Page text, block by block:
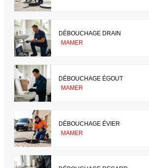
DÉBOUCHAGE DRAIN
MAMER
DÉBOUCHAGE ÉGOUT
MAMER
DÉBOUCHAGE ÉVIER
MAMER